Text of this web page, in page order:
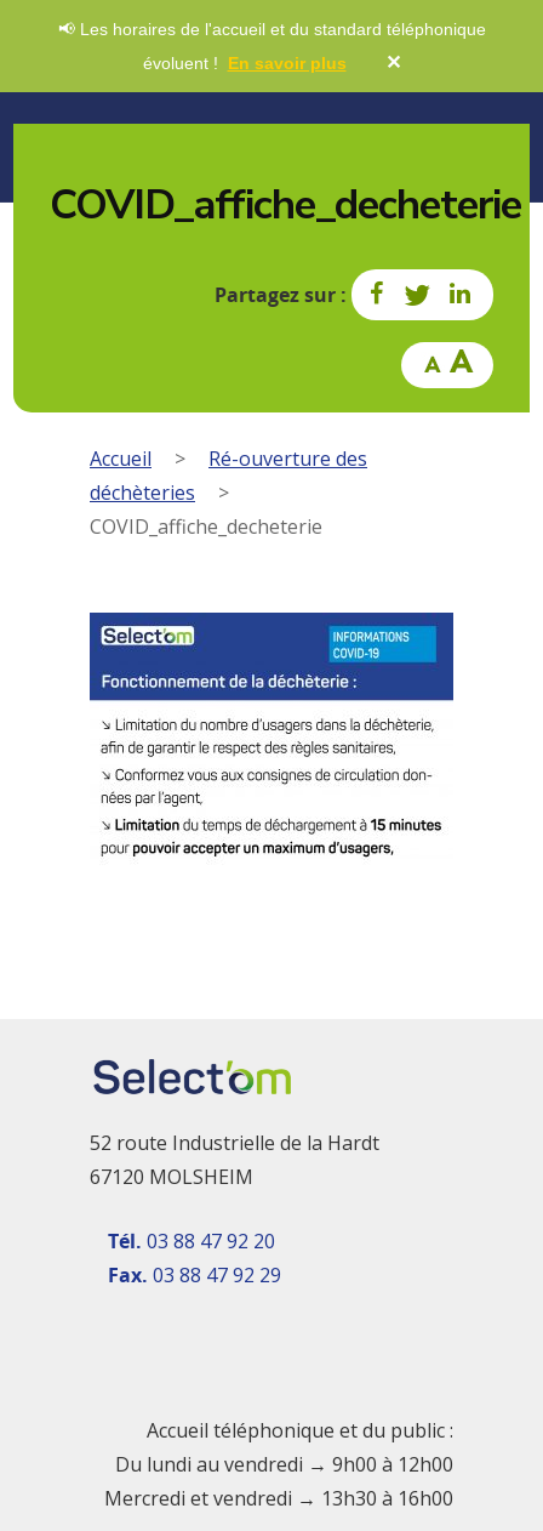
📢 Les horaires de l'accueil et du standard téléphonique
évoluent ! En savoir plus ✕
COVID_affiche_decheterie
Partagez sur :
Accueil >
Ré-ouverture des
déchèteries
>
COVID_affiche_decheterie
52 route Industrielle de la Hardt
67120 MOLSHEIM
Tél. 03 88 47 92 20
Fax. 03 88 47 92 29
Accueil téléphonique et du public :
Du lundi au vendredi → 9h00 à 12h00
Mercredi et vendredi → 13h30 à 16h00